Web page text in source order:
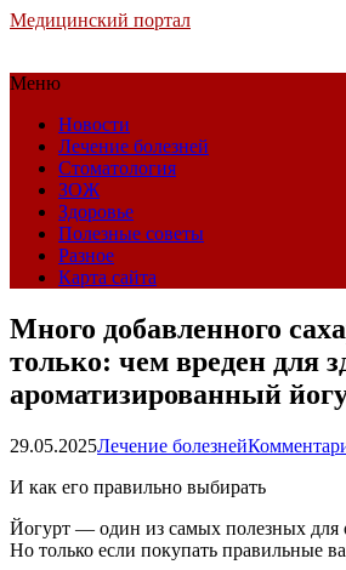
Медицинский портал
Меню
Новости
Лечение болезней
Стоматология
ЗОЖ
Здоровье
Полезные советы
Разное
Карта сайта
Много добавленного
только: чем вреден для
ароматизированный
29.05.2025Лечение болезней
И как его правильно выбирать
Йогурт — один из самых полезных для
Но только если покупать правильные